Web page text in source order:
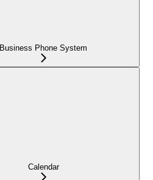
Business Phone System
Calendar